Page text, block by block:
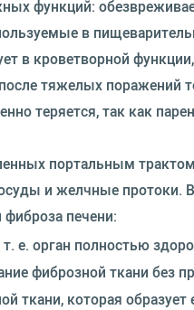
функций:
в
в кроветворной
тяжелых поражений
теряется, так как
портальным
и желчные протоки.
печени:
е. орган полностью
фиброзной ткани без
ткани, которая